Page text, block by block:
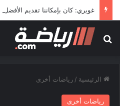
غويري: كان بإمكاننا تقديم الأفضل
بحث عن
الرئيسية / رياضات أخرى
رياضات أخرى